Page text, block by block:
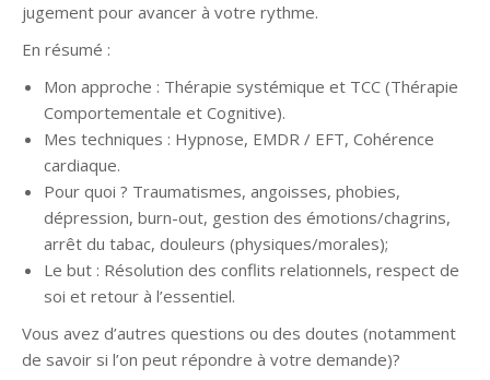
jugement pour avancer à votre rythme.
En résumé :
Mon approche : Thérapie systémique et TCC (Thérapie
Comportementale et Cognitive).
Mes techniques : Hypnose, EMDR / EFT, Cohérence
cardiaque.
Pour quoi ? Traumatismes, angoisses, phobies,
dépression, burn-out, gestion des émotions/chagrins,
arrêt du tabac, douleurs (physiques/morales);
Le but : Résolution des conflits relationnels, respect de
soi et retour à l’essentiel.
Vous avez d’autres questions ou des doutes (notamment
de savoir si l’on peut répondre à votre demande)?